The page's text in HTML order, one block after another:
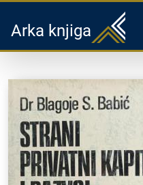
Arka knjiga